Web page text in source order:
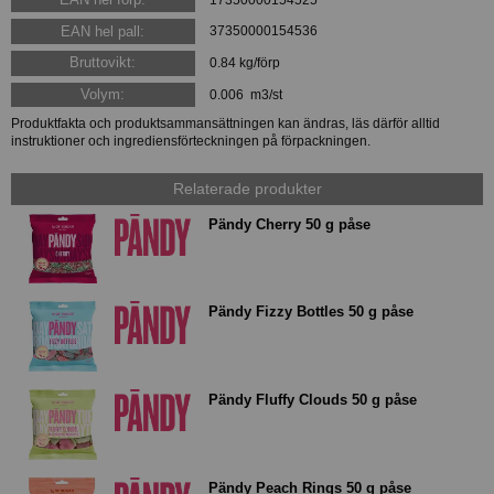
EAN hel pall: 37350000154536
Bruttovikt: 0.84 kg/förp
Volym:
0.006 m3/st
Produktfakta och produktsammansättningen kan ändras, läs därför alltid
instruktioner och ingrediensförteckningen på förpackningen.
Relaterade produkter
Pändy Cherry 50 g påse
Pändy Fizzy Bottles 50 g påse
Pändy Fluffy Clouds 50 g påse
Pändy Peach Rings 50 g påse